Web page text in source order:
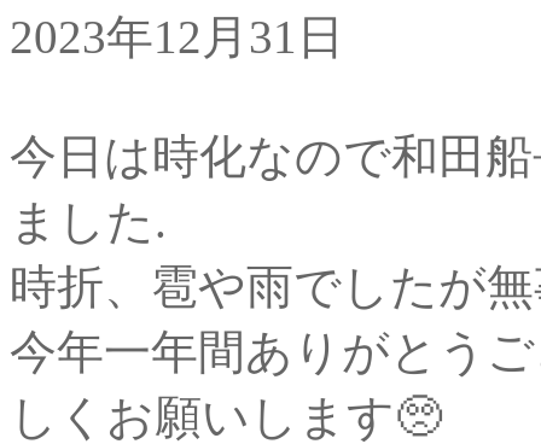
2023年12月31日
今日は時化なので和田
ました.
時折、雹や雨でしたが
今年一年間ありがとう
しくお願いします🥺